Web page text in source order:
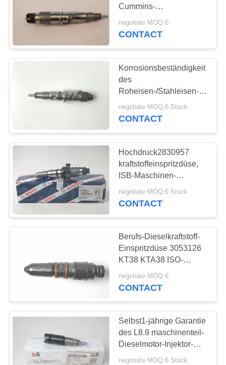
Hydraulikventil-
Platte
13
Bagger-Ventil
Bagger-Lager
Cummins-
Brennstoffinjektoren
5263308 0445120236
negotiate MOQ:6
CONTACT
Korrosionsbeständigkeit
des
Roheisen-/Stahleisen-
Dieselmotorkraftstoff-
Injektor-5268408
negotiate MOQ:6 Stück
CONTACT
Hochdruck2830957
kraftstoffeinspritzdüse,
ISB-Maschinen-
Dieselleistungs-
Injektoren
negotiate MOQ:6 Stück
CONTACT
Berufs-Dieselkraftstoff-
Einspritzdüse 3053126
KT38 KTA38 ISO-
Zustimmung
negotiate MOQ:6
CONTACT
Selbst1-jährige Garantie
des L8.9 maschinenteil-
Dieselmotor-Injektor-
3975929
negotiate MOQ:6 Stück